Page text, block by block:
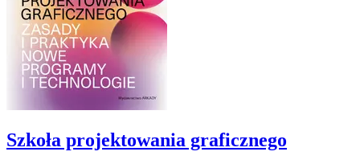
Szkoła projektowania graficznego